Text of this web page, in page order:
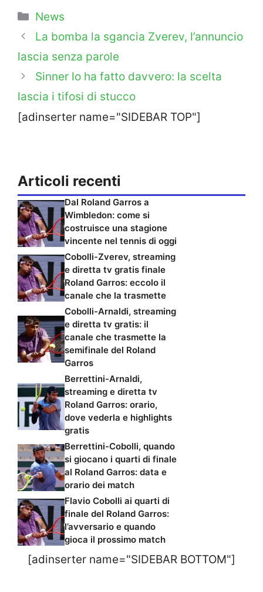
Categorie
News
La bomba la sgancia Zverev, l’annuncio
lascia senza parole
Sinner lo ha fatto davvero: la scelta
lascia i tifosi di stucco
[adinserter name="SIDEBAR TOP"]
Articoli recenti
Dal Roland Garros a
Wimbledon: come si
costruisce una stagione
vincente nel tennis di oggi
Cobolli-Zverev, streaming
e diretta tv gratis finale
Roland Garros: eccolo il
canale che la trasmette
Cobolli-Arnaldi, streaming
e diretta tv gratis: il
canale che trasmette la
semifinale del Roland
Garros
Berrettini-Arnaldi,
streaming e diretta tv
Roland Garros: orario,
dove vederla e highlights
gratis
Berrettini-Cobolli, quando
si giocano i quarti di finale
al Roland Garros: data e
orario dei match
Flavio Cobolli ai quarti di
finale del Roland Garros:
l’avversario e quando
gioca il prossimo match
[adinserter name="SIDEBAR BOTTOM"]